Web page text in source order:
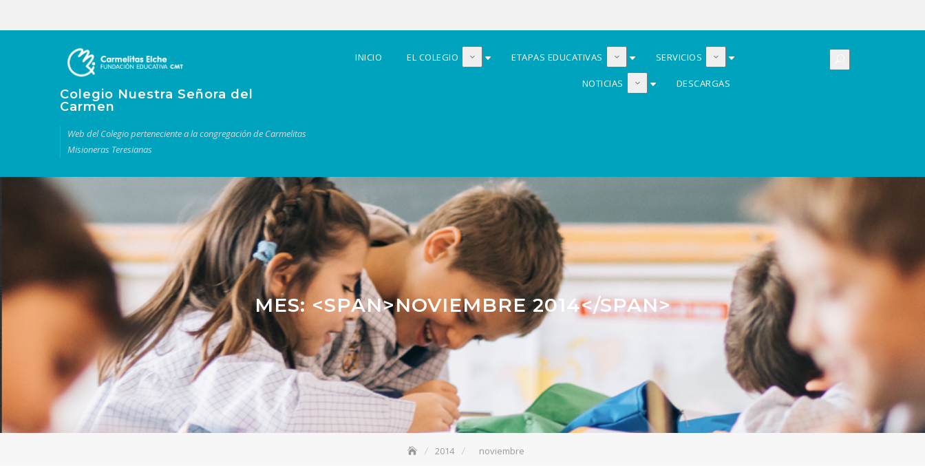
Colegio Nuestra Señora del
Carmen
Web del Colegio perteneciente a la congregación de Carmelitas
Misioneras Teresianas
INICIO EL COLEGIO ETAPAS EDUCATIVAS SERVICIOS
NOTICIAS DESCARGAS
MES: <SPAN>NOVIEMBRE 2014</SPAN>
2014 noviembre